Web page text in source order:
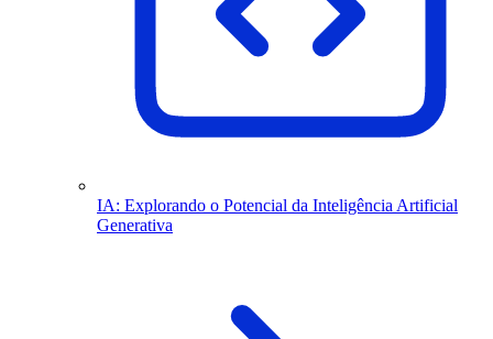
IA: Explorando o Potencial da Inteligência Artificial
Generativa